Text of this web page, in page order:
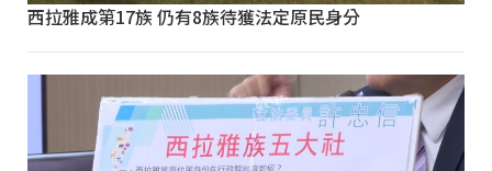
西拉雅成第17族 仍有8族待獲法定原民身分